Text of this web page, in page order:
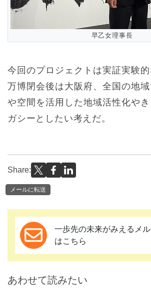
早乙女理事長
今回のプロジェクトは実証実験的
万博閉会後は大阪府、全国の地
や空間を活用した地域活性化や
ガシーとしたい考えだ。
Share:
メールに転送
一歩先の未来がみえるメ
はこちら
あわせて読みたい